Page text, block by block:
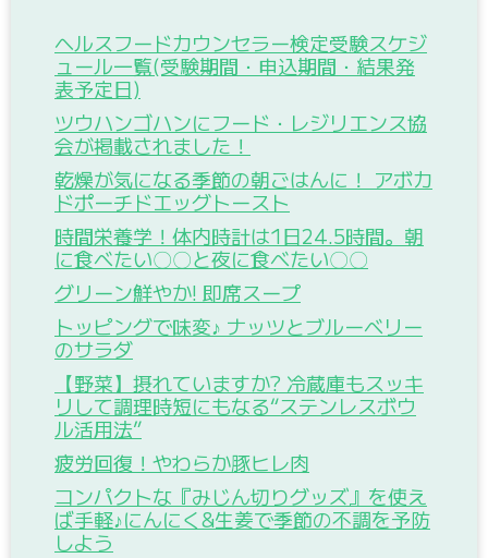
ヘルスフードカウンセラー検定受験スケジ
ュール一覧(受験期間・申込期間・結果発
表予定日)
ツウハンゴハンにフード・レジリエンス協
会が掲載されました！
乾燥が気になる季節の朝ごはんに！ アボカ
ドポーチドエッグトースト
時間栄養学！体内時計は1日24.5時間。朝
に食べたい〇〇と夜に食べたい〇〇
グリーン鮮やか! 即席スープ
トッピングで味変♪ ナッツとブルーベリー
のサラダ
【野菜】摂れていますか? 冷蔵庫もスッキ
リして調理時短にもなる“ステンレスボウ
ル活用法”
疲労回復！やわらか豚ヒレ肉
コンパクトな『みじん切りグッズ』を使え
ば手軽♪にんにく&生姜で季節の不調を予防
しよう